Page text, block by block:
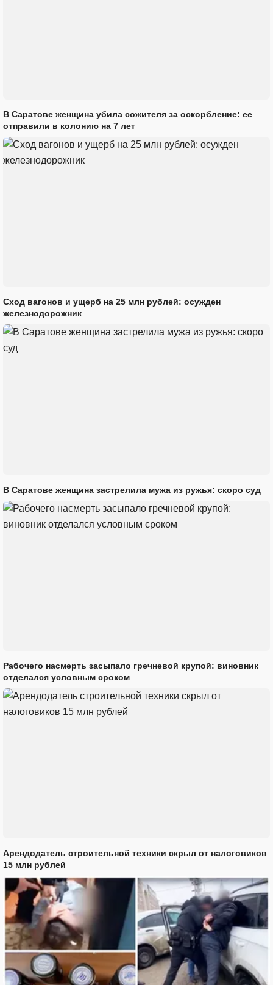
В Саратове женщина убила сожителя за оскорбление: ее
отправили в колонию на 7 лет
Сход вагонов и ущерб на 25 млн рублей: осужден
железнодорожник
В Саратове женщина застрелила мужа из ружья: скоро суд
Рабочего насмерть засыпало гречневой крупой: виновник
отделался условным сроком
Арендодатель строительной техники скрыл от налоговиков
15 млн рублей